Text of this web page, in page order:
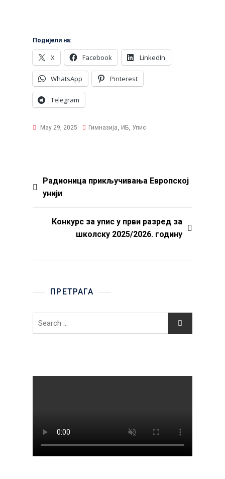
Подијели на:
X Facebook LinkedIn
WhatsApp Pinterest
Telegram
May 29, 2025 Гимназија , ИБ, Упис
Post
navigation
Радионица прикључивања Европској
унији
Конкурс за упис у први разред за
школску 2025/2026. годину
ПРЕТРАГА
Search